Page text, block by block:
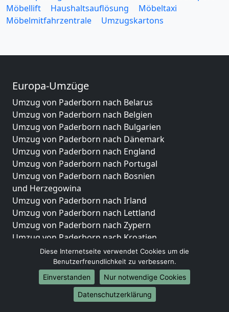
Möbellift
Haushaltsauflösung
Möbeltaxi
Möbelmitfahrzentrale
Umzugskartons
Europa-Umzüge
Umzug von Paderborn nach Belarus
Umzug von Paderborn nach Belgien
Umzug von Paderborn nach Bulgarien
Umzug von Paderborn nach Dänemark
Umzug von Paderborn nach England
Umzug von Paderborn nach Portugal
Umzug von Paderborn nach Bosnien
und Herzegowina
Umzug von Paderborn nach Irland
Umzug von Paderborn nach Lettland
Umzug von Paderborn nach Zypern
Umzug von Paderborn nach Kroatien
Umzug von Paderborn nach Estland
Umzug von Paderborn nach Finnland
Umzug von Paderborn nach Frankreich
Umzug von Paderborn nach Griechenland
Umzug von Paderborn nach Italien
Diese Internetseite verwendet Cookies um die
Benutzerfreundlichkeit zu verbessern.
Einverstanden
Nur notwendige Cookies
Datenschutzerklärung